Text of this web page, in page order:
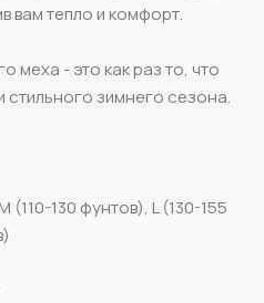
вам тепло и комфорт.
меха - это как раз то, что
зимнего сезона.
(110-130 фунтов), L (130-155